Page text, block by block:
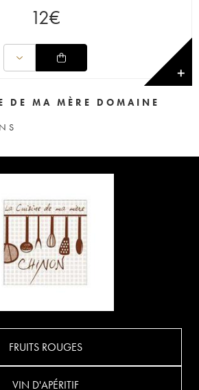
12€
✕
DE MA MÈRE DOMAINE
FRUITS ROUGES
VIN D'APÉRITIF